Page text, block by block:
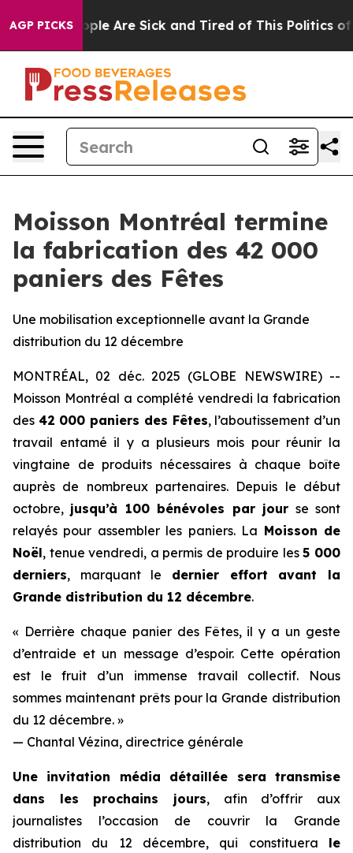
AGP PICKS
“People Are Sick and Tired of This Politics of
Moisson Montréal termine
la fabrication des 42 000
paniers des Fêtes
Une mobilisation exceptionnelle avant la Grande
distribution du 12 décembre
MONTRÉAL, 02 déc. 2025 (GLOBE NEWSWIRE) --
Moisson Montréal a complété vendredi la fabrication
des 42 000 paniers des Fêtes, l’aboutissement d’un
travail entamé il y a plusieurs mois pour réunir la
vingtaine de produits nécessaires à chaque boîte
auprès de nombreux partenaires. Depuis le début
octobre, jusqu’à 100 bénévoles par jour se sont
relayés pour assembler les paniers. La Moisson de
Noël, tenue vendredi, a permis de produire les5 000
derniers, marquant le dernier effort avant la
Grande distribution du 12 décembre.
« Derrière chaque panier des Fêtes, il y a un geste
d’entraide et un message d’espoir. Cette opération
est le fruit d’un immense travail collectif. Nous
sommes maintenant prêts pour la Grande distribution
du 12 décembre. »
— Chantal Vézina, directrice générale
Une invitation média détaillée sera transmise
dans les prochains jours, afin d’offrir aux
journalistes l’occasion de couvrir la Grande
distribution du 12 décembre, qui constituera le